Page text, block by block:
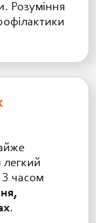
Розуміння
легкий
З часом
.